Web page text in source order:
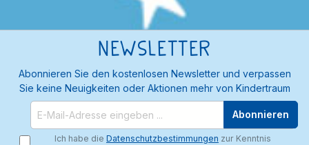
Newsletter
Abonnieren Sie den kostenlosen Newsletter und verpassen
Sie keine Neuigkeiten oder Aktionen mehr von Kindertraum
Abonnieren
Ich habe die Datenschutzbestimmungen zur Kenntnis